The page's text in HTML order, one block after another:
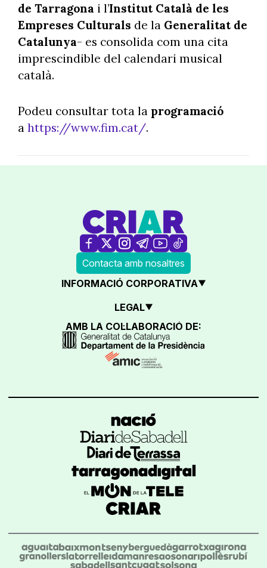
de Tarragona i l’Institut Català de les
Empreses Culturals de la Generalitat de
Catalunya- es consolida com una cita
imprescindible del calendari musical
català.
Podeu consultar tota la programació
ahttps://www.fim.cat/.
Contacta amb nosaltres
INFORMACIÓ CORPORATIVA
LEGAL
AMB LA COL·LABORACIÓ DE: